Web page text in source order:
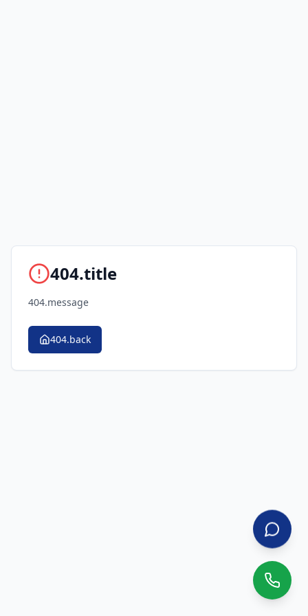
404.title
404.message
404.back